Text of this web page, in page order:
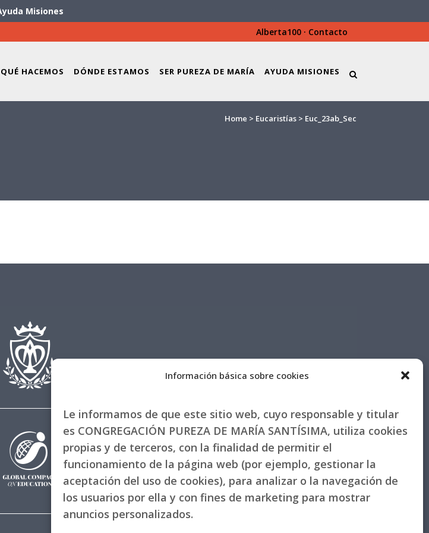
Información básica sobre cookies
Le informamos de que este sitio web, cuyo responsable y titular
es CONGREGACIÓN PUREZA DE MARÍA SANTÍSIMA, utiliza cookies
propias y de terceros, con la finalidad de permitir el
funcionamiento de la página web (por ejemplo, gestionar la
aceptación del uso de cookies), para analizar o la navegación de
los usuarios por ella y con fines de marketing para mostrar
anuncios personalizados.
Misiones
Alberta100 · Contacto
QUÉ HACEMOS DÓNDE ESTAMOS SER PUREZA DE MARÍA AYUDA MISIONES
Home > Eucaristías > Euc_23ab_Sec